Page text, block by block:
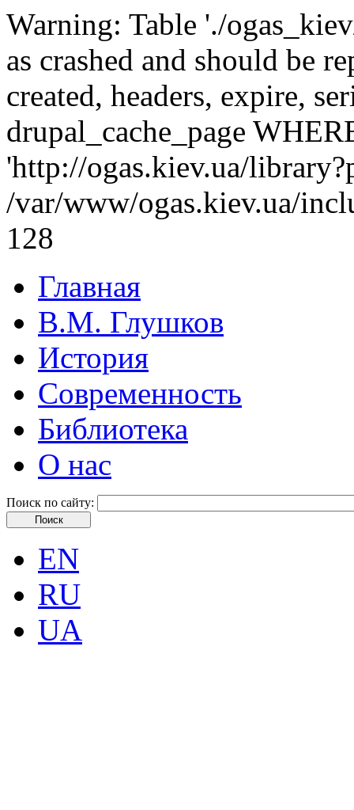
Warning: Table './
as crashed and should be
created, headers, expire,
drupal_cache_page
'http://ogas.kiev.ua/
/var/www/ogas.kiev.ua/
128
Главная
В.М. Глушков
История
Современность
Библиотека
О нас
Поиск по сайту:
EN
RU
UA